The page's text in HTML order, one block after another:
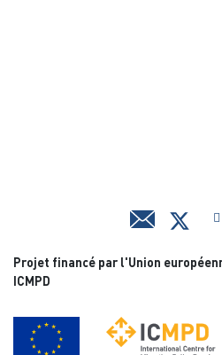
Projet financé par l'Union
ICMPD